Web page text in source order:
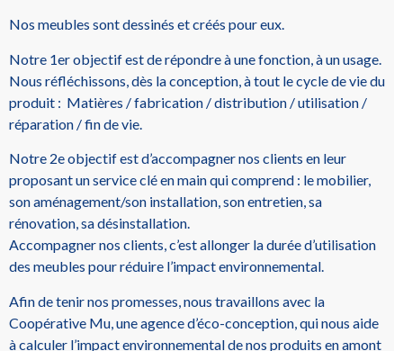
Nos meubles sont dessinés et créés pour eux.
Notre 1er objectif est de répondre à une fonction, à un usage.
Nous réfléchissons, dès la conception, à tout le cycle de vie du
produit : Matières / fabrication / distribution / utilisation /
réparation / fin de vie.
Notre 2e objectif est d’accompagner nos clients en leur
proposant un service clé en main qui comprend : le mobilier,
son aménagement/son installation, son entretien, sa
rénovation, sa désinstallation.
Accompagner nos clients, c’est allonger la durée d’utilisation
des meubles pour réduire l’impact environnemental.
Afin de tenir nos promesses, nous travaillons avec la
Coopérative Mu, une agence d’éco-conception, qui nous aide
à calculer l’impact environnemental de nos produits en amont